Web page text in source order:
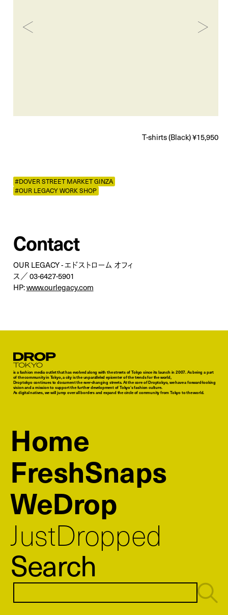
T-shirts (Black) ¥15,950
#DOVER STREET MARKET GINZA
#OUR LEGACY WORK SHOP
Contact
OUR LEGACY - エドストローム オフィ
ス／ 03-6427-5901
HP:www.ourlegacy.com
Droptokyo
is a fashion media outlet that has evolved along with the streets of Tokyo since its launch in 2007. As being a part
of the community in Tokyo, a city is the unparalleled epicenter of the trends for the world,
Droptokyo continues to document the ever-changing streets. At the core of Droptokyo, we have a forward-looking
vision and a mission to support the further development of Tokyo’s fashion culture.
As digital natives, we will jump over all borders and expand the circle of community from Tokyo to the world.
Home
FreshSnaps
WeDrop
JustDropped
Search